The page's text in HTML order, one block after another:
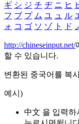
ギ シ ジ チ ヂ ニ ヒ
フ ブ プ ム ユ ュ ル
ォ コ ゴ ソ ゾ ト ド
http://chineseinput.net/
할 수 있습니다.
변환된 중국어를 복
예시)
中文 을 입력하